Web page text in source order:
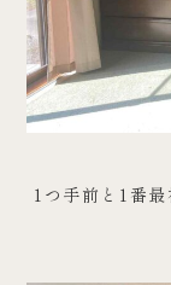
1つ手前と1番